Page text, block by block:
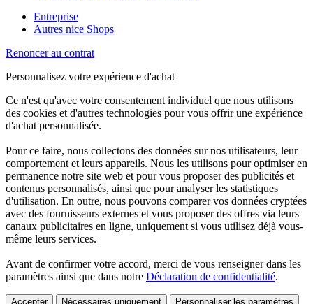
Entreprise
Autres nice Shops
Renoncer au contrat
Personnalisez votre expérience d'achat
Ce n'est qu'avec votre consentement individuel que nous utilisons
des cookies et d'autres technologies pour vous offrir une expérience
d'achat personnalisée.
Pour ce faire, nous collectons des données sur nos utilisateurs, leur
comportement et leurs appareils. Nous les utilisons pour optimiser en
permanence notre site web et pour vous proposer des publicités et
contenus personnalisés, ainsi que pour analyser les statistiques
d'utilisation. En outre, nous pouvons comparer vos données cryptées
avec des fournisseurs externes et vous proposer des offres via leurs
canaux publicitaires en ligne, uniquement si vous utilisez déjà vous-
même leurs services.
Avant de confirmer votre accord, merci de vous renseigner dans les
paramètres ainsi que dans notre Déclaration de confidentialité.
Accepter Nécessaires uniquement Personnaliser les paramètres